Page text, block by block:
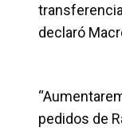
declaró
pedidos de